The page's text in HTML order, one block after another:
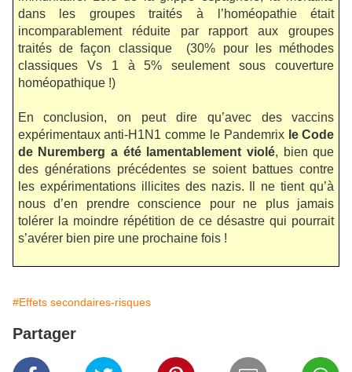
dans les groupes traités à l’homéopathie était
incomparablement réduite par rapport aux groupes
traités de façon classique (30% pour les méthodes
classiques Vs 1 à 5% seulement sous couverture
homéopathique !)
En conclusion, on peut dire qu’avec des vaccins
expérimentaux anti-H1N1 comme le Pandemrix le Code
de Nuremberg a été lamentablement violé, bien que
des générations précédentes se soient battues contre
les expérimentations illicites des nazis. Il ne tient qu’à
nous d’en prendre conscience pour ne plus jamais
tolérer la moindre répétition de ce désastre qui pourrait
s’avérer bien pire une prochaine fois !
#Effets secondaires-risques
Partager